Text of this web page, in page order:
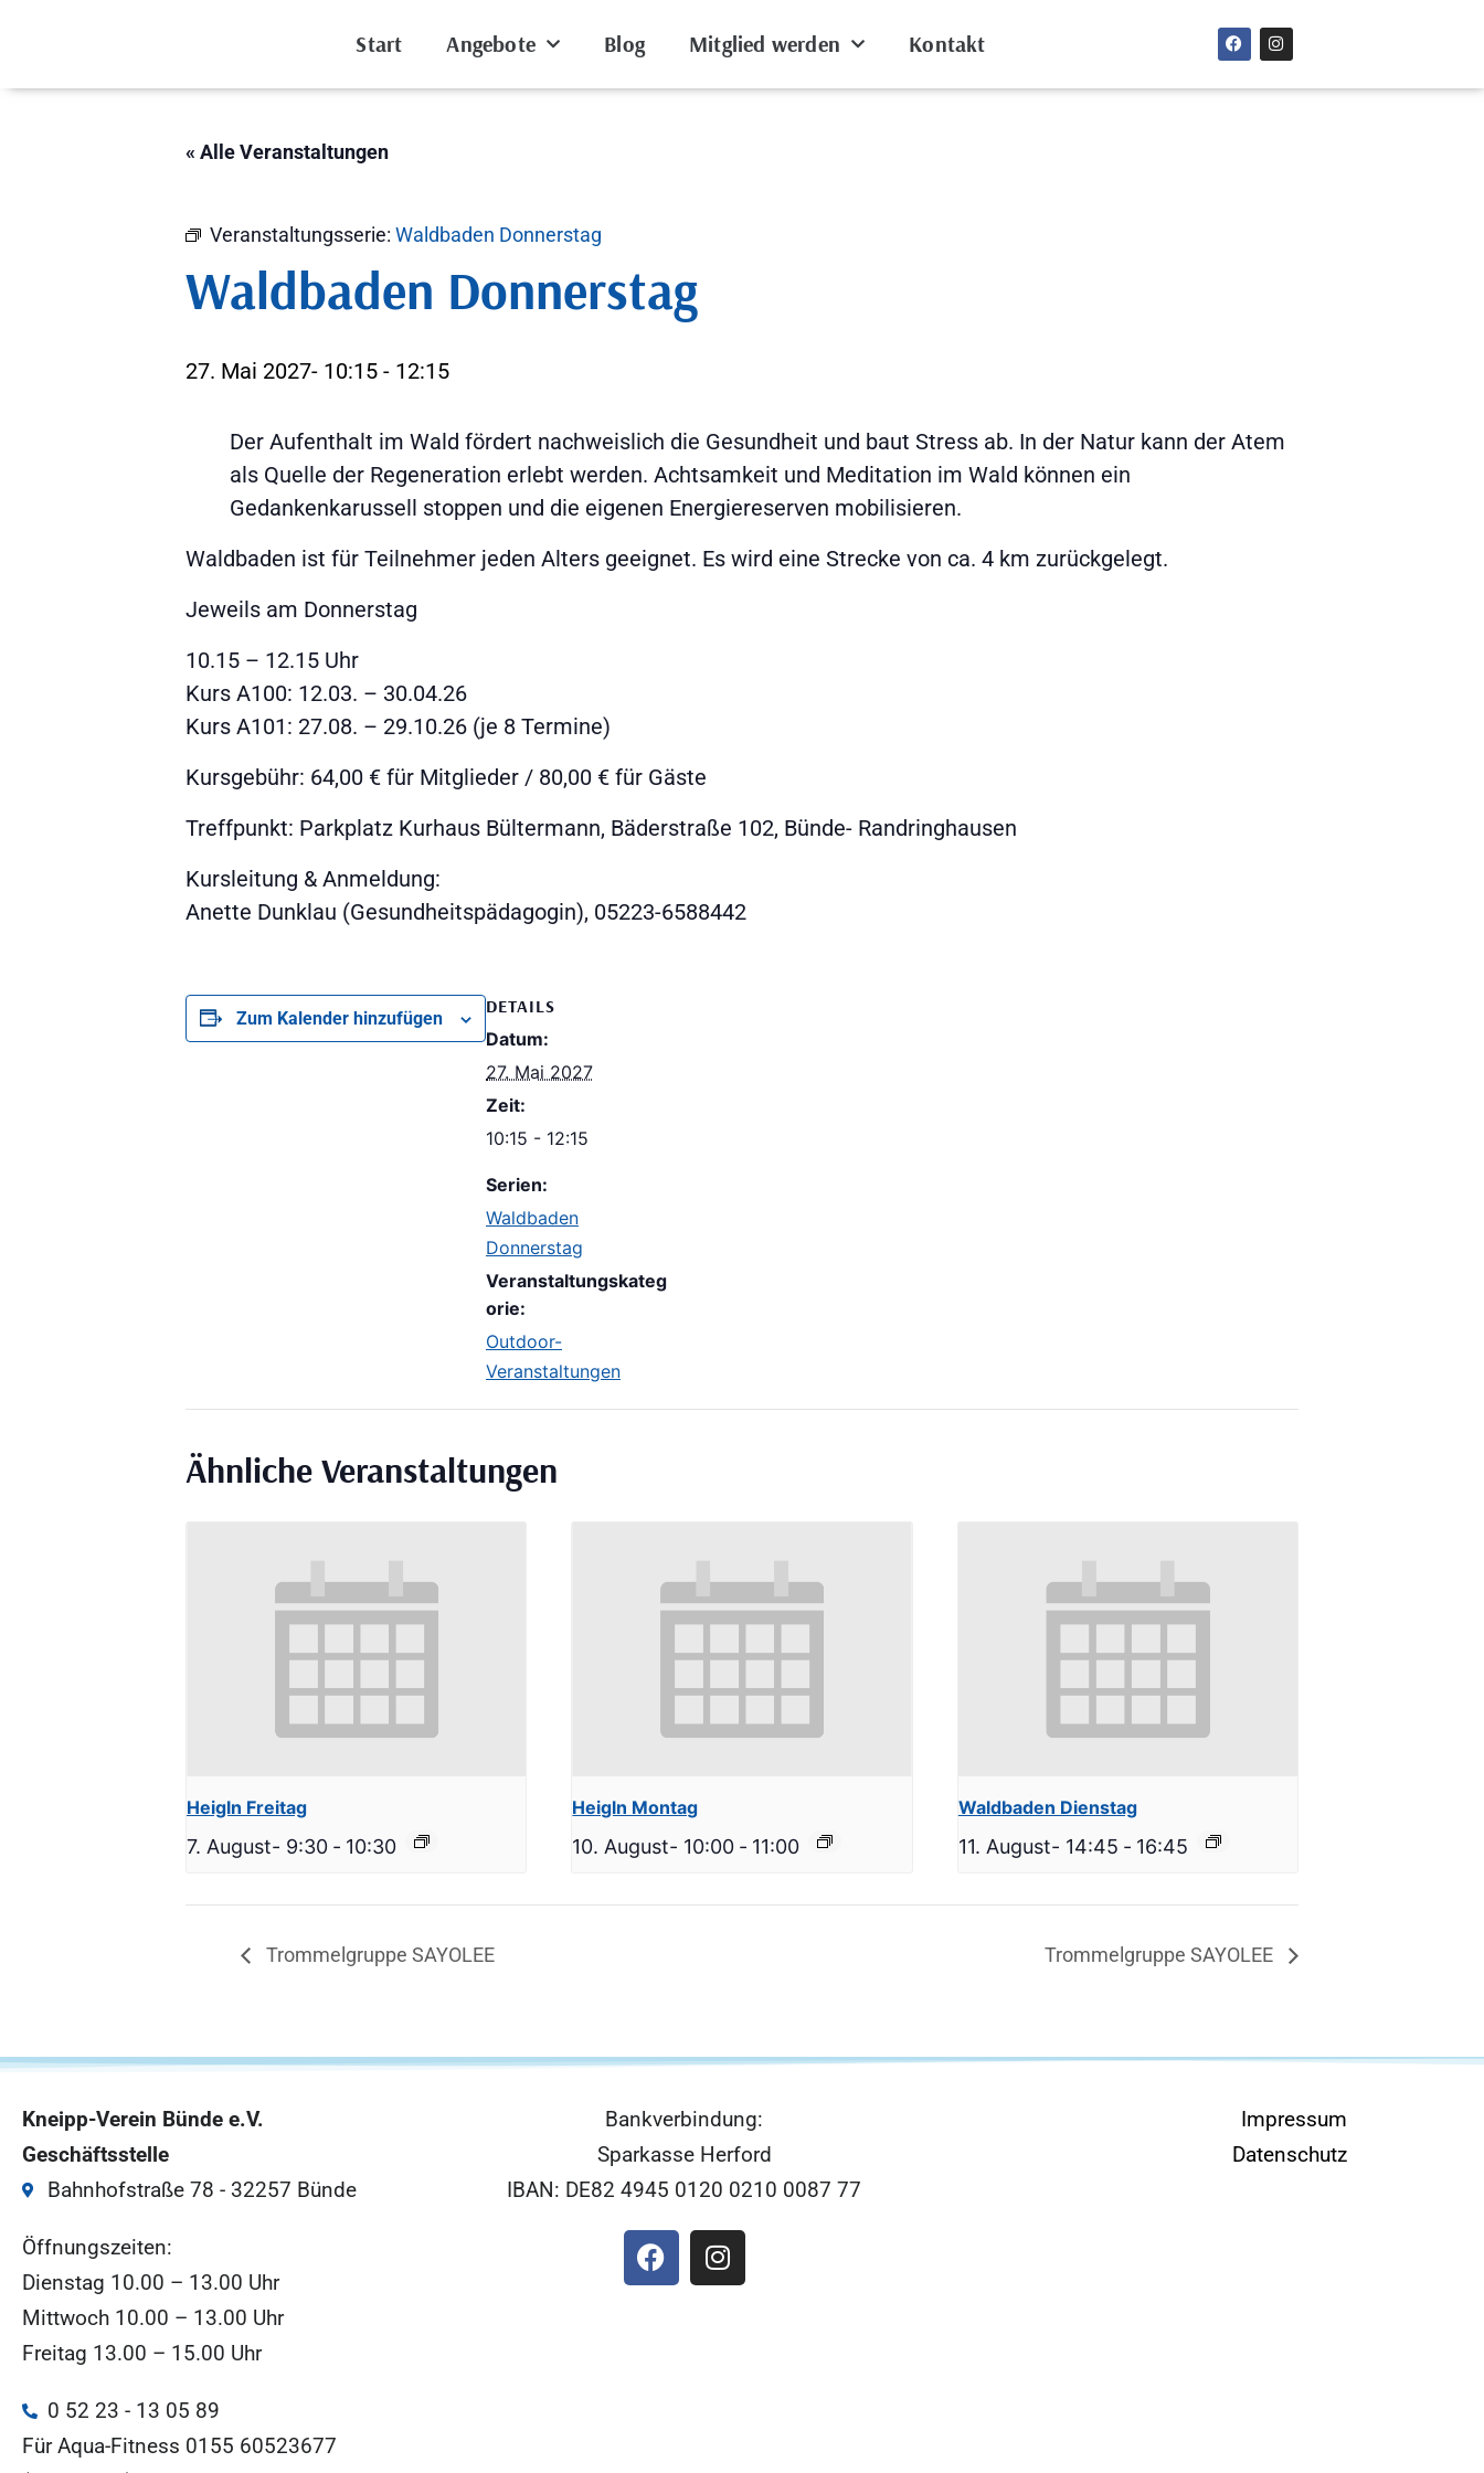
Start Angebote Blog Mitglied werden Kontakt
« Alle Veranstaltungen
Veranstaltungsserie: Waldbaden Donnerstag
Waldbaden Donnerstag
27. Mai 2027- 10:15 - 12:15
Der Aufenthalt im Wald fördert nachweislich die Gesundheit und baut Stress ab. In der Natur kann der Atem
als Quelle der Regeneration erlebt werden. Achtsamkeit und Meditation im Wald können ein
Gedankenkarussell stoppen und die eigenen Energiereserven mobilisieren.
Waldbaden ist für Teilnehmer jeden Alters geeignet. Es wird eine Strecke von ca. 4 km zurückgelegt.
Jeweils am Donnerstag
10.15 – 12.15 Uhr
Kurs A100: 12.03. – 30.04.26
Kurs A101: 27.08. – 29.10.26 (je 8 Termine)
Kursgebühr: 64,00 € für Mitglieder / 80,00 € für Gäste
Treffpunkt: Parkplatz Kurhaus Bültermann, Bäderstraße 102, Bünde- Randringhausen
Kursleitung & Anmeldung:
Anette Dunklau (Gesundheitspädagogin), 05223-6588442
Zum Kalender hinzufügen
DETAILS
Datum:
27. Mai 2027
Zeit:
10:15 - 12:15
Serien:
Waldbaden
Donnerstag
Veranstaltungskateg
orie:
Outdoor-
Veranstaltungen
Ähnliche Veranstaltungen
Heigln Freitag
7. August- 9:30 - 10:30
Heigln Montag
10. August- 10:00 - 11:00
Waldbaden Dienstag
11. August- 14:45 - 16:45
Trommelgruppe SAYOLEE Trommelgruppe SAYOLEE
Kneipp-Verein Bünde e.V.
Geschäftsstelle
Bahnhofstraße 78 - 32257 Bünde
Öffnungszeiten:
Dienstag 10.00 – 13.00 Uhr
Mittwoch 10.00 – 13.00 Uhr
Freitag 13.00 – 15.00 Uhr
0 52 23 - 13 05 89
Für Aqua-Fitness 0155 60523677
Bankverbindung:
Sparkasse Herford
IBAN: DE82 4945 0120 0210 0087 77
Impressum
Datenschutz